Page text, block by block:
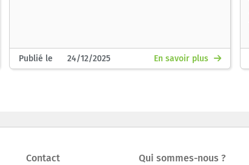
Publié le 24/12/2025 En savoir plus
Contact Qui sommes-nous ?